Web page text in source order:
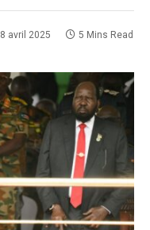
8 avril 2025 5 Mins Read